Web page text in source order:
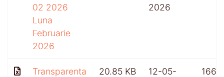
02 2026
Luna
Februarie
2026
2026
Transparenta
20.85 KB
12-05-
166